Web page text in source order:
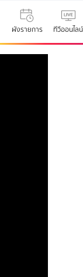
ผังรายการ ทีวีออนไลน์